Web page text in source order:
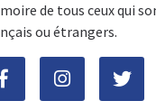
de tous ceux qui
ou étrangers.